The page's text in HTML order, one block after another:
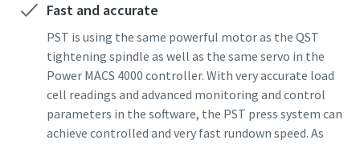
Zeit für eine Kalibrierung oder
Werkzeugprüfung?
Sichern Sie Ihre Qualität und reduzieren Sie Fehler durch
Werkzeugkalibrierung und akkreditierte
Qualitätssicherungskalibrierung.​
Fast and accurate
PST is using the same powerful motor as the QST
tightening spindle as well as the same servo in the
Power MACS 4000 controller. With very accurate load
cell readings and advanced monitoring and control
parameters in the software, the PST press system can
achieve controlled and very fast rundown speed. As